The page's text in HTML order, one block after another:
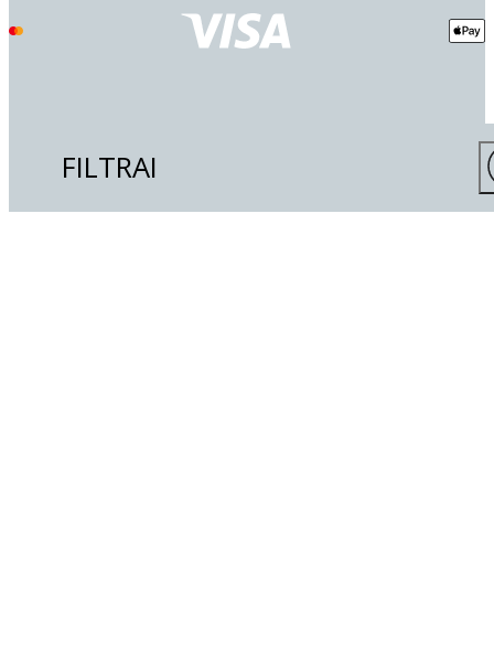
FILTRAI